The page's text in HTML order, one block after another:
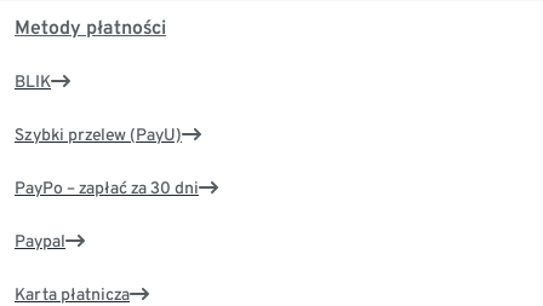
Metody płatności
BLIK
Szybki przelew (PayU)
PayPo – zapłać za 30 dni
Paypal
Karta płatnicza